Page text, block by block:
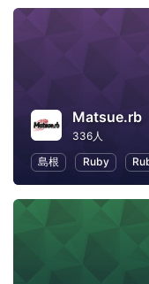
Matsue.rb
336人
島根
Ruby